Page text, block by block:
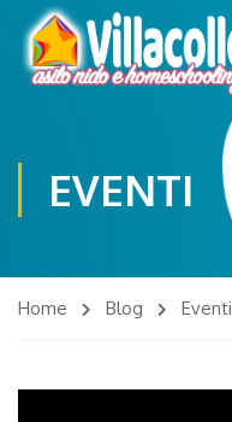
EVENTI
Home Blog Eventi